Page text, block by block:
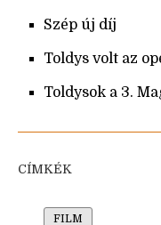
Szép új díj
Toldys volt az
Toldysok a 3.
CÍMKÉK
FILM